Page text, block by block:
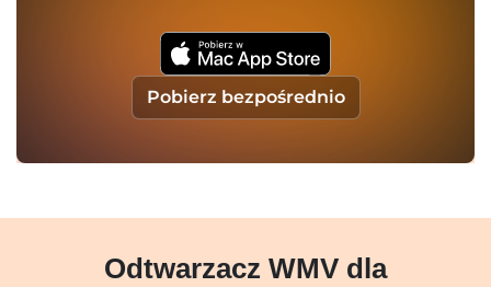
Pobierz bezpośrednio
Odtwarzacz WMV dla